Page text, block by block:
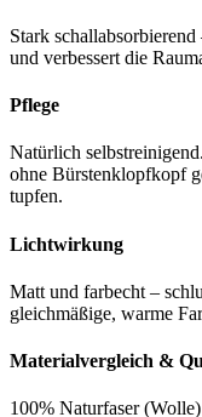
Stark
und verbessert die
Pflege
Natürlich
ohne Bürstenklopfkopf
tupfen.
Lichtwirkung
Matt und farbecht –
gleichmäßige, warme
Materialvergleich &
100% Naturfaser